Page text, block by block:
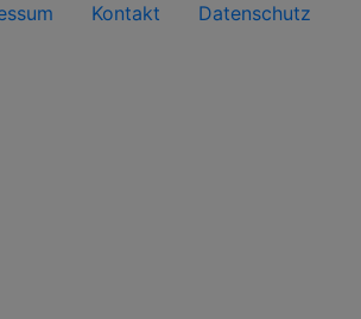
Kontakt Datenschutz